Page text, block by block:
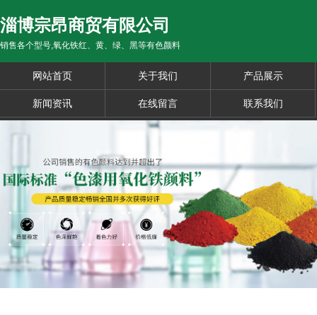
淄博宗昂商贸有限公司
销售各个型号,氧化铁红、黄、绿、黑等有色颜料
网站首页 关于我们 产品展示
新闻资讯 在线留言 联系我们